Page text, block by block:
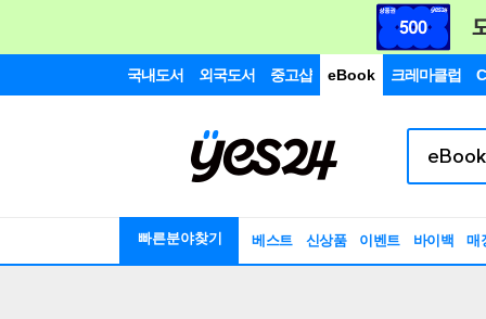
국내도서 외국도서 중고샵 eBook 크레마클럽
빠른분야찾기 베스트 신상품 이벤트 바이백 매